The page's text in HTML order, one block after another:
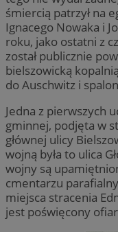
śmiercią patrzył na
Ignacego Nowaka i
roku, jako ostatni z
został publicznie
bielszowicką
do Auschwitz i
Jedna z pierwszych
gminnej, podjęta w
głównej ulicy
wojną była to ulica
wojny są
cmentarzu
miejsca stracenia
jest poświęcony